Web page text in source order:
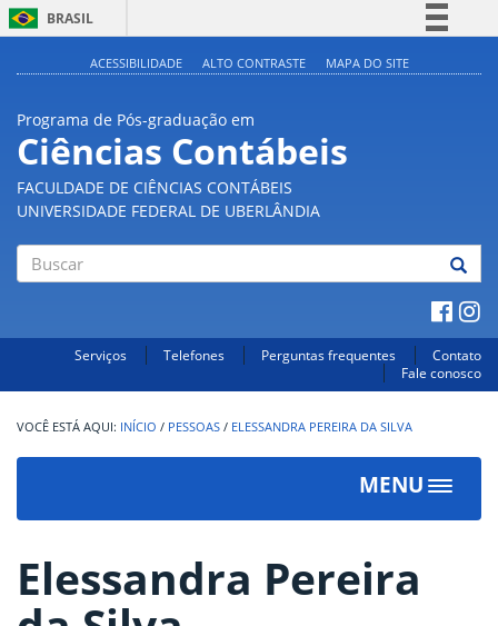
BRASIL
Acesso à informação
ACESSIBILIDADE ALTO CONTRASTE MAPA DO SITE
Programa de Pós-graduação em
Ciências Contábeis
FACULDADE DE CIÊNCIAS CONTÁBEIS
UNIVERSIDADE FEDERAL DE UBERLÂNDIA
Serviços Telefones Perguntas frequentes
Contato
Fale conosco
INÍCIO / PESSOAS / ELESSANDRA PEREIRA DA SILVA
MENU
Toggle
Elessandra Pereira